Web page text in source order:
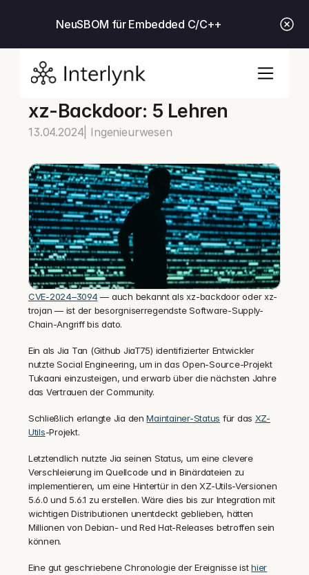
NeuSBOM für Embedded C/C++
xz-Backdoor: 5 Lehren
13.04.2024 | Ingenieurwesen
CVE-2024–3094 — auch bekannt als xz-backdoor oder xz-
trojan — ist der besorgniserregendste Software-Supply-
Chain-Angriff bis dato.
Ein als Jia Tan (Github JiaT75) identifizierter Entwickler
nutzte Social Engineering, um in das Open-Source-Projekt
Tukaani einzusteigen, und erwarb über die nächsten Jahre
das Vertrauen der Community.
Schließlich erlangte Jia den Maintainer-Status für das XZ-
Utils-Projekt.
Letztendlich nutzte Jia seinen Status, um eine clevere
Verschleierung im Quellcode und in Binärdateien zu
implementieren, um eine Hintertür in den XZ-Utils-Versionen
5.6.0 und 5.6.1 zu erstellen. Wäre dies bis zur Integration mit
wichtigen Distributionen unentdeckt geblieben, hätten
Millionen von Debian- und Red Hat-Releases betroffen sein
können.
Eine gut geschriebene Chronologie der Ereignisse ist hier